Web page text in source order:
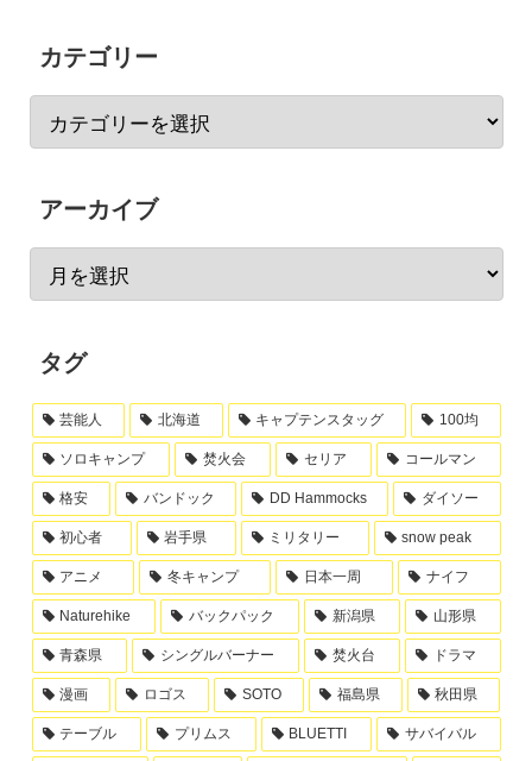
カテゴリー
アーカイブ
タグ
芸能人 北海道 キャプテンスタッグ 100均
ソロキャンプ 焚火会 セリア コールマン
格安 バンドック DD Hammocks ダイソー
初心者 岩手県 ミリタリー snow peak
アニメ 冬キャンプ 日本一周 ナイフ
Naturehike バックパック 新潟県 山形県
青森県 シングルバーナー 焚火台 ドラマ
漫画 ロゴス SOTO 福島県 秋田県
テーブル プリムス BLUETTI サバイバル